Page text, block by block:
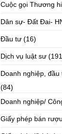
Cuộc gọi Thương
Dân sự- Đất Đai-
Đầu tư (16)
Dịch vụ luật sư
Doanh nghiệp,
(84)
Doanh nghiệp/
Giấy phép bán